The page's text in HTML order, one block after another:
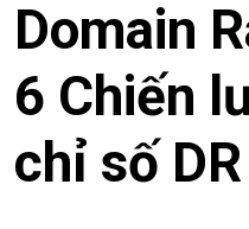
Domain
6 Chiến
chỉ số